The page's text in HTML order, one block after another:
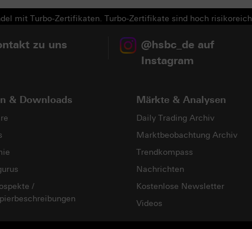
mit Turbo-Zertifikaten. Turbo-Zertifikate sind hoch
zu uns
@hsbc_de auf
Instagram
& Downloads
/
Märkte & Analysen
Daily Trading Archiv
Marktbeobachtung Archiv
Trendkompass
Nachrichten
Kostenlose Newsletter
Videos